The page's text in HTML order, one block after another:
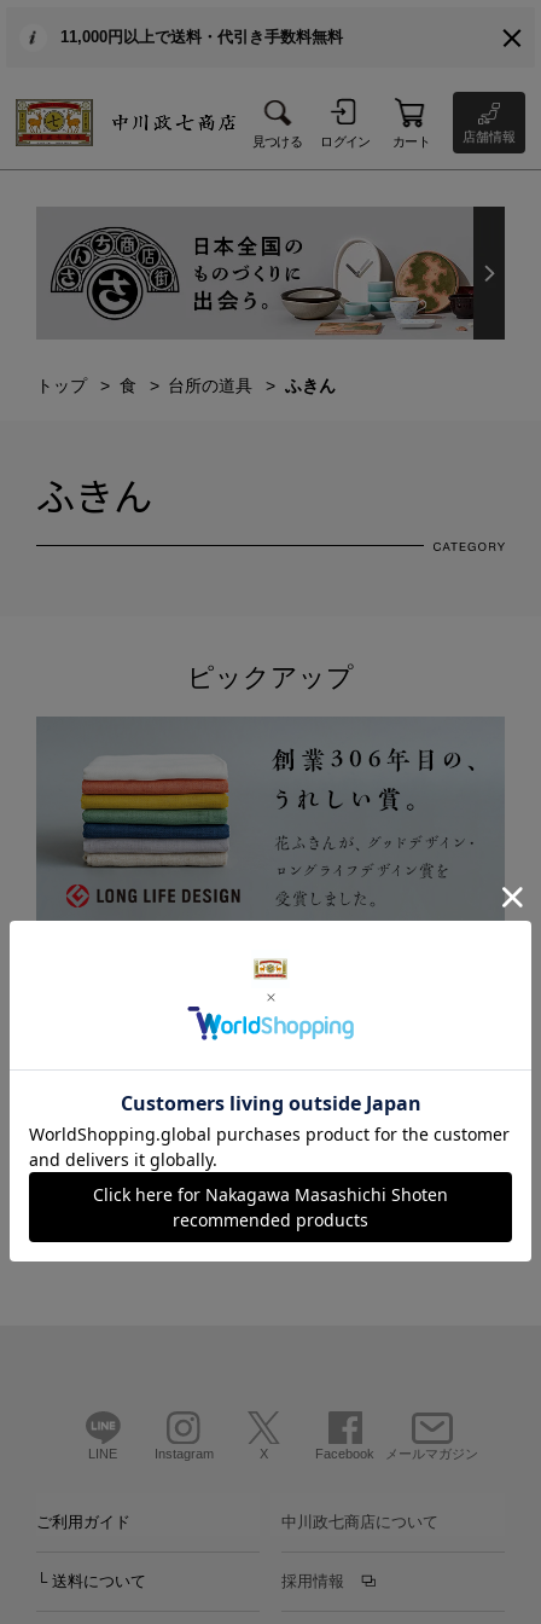
11,000円以上で送料・代引き手数料無料
見つける ログイン カート 店舗情報
トップ 食 台所の道具 ふきん
ふきん
ピックアップ
LINE Instagram X Facebook メールマガジン
ご利用ガイド
└ 送料について
中川政七商店について
採用情報